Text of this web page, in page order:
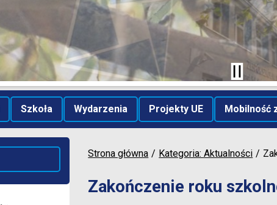
Szkoła Wydarzenia Projekty UE Mobilność
Strona główna Kategoria: Aktualności
Zakończenie roku